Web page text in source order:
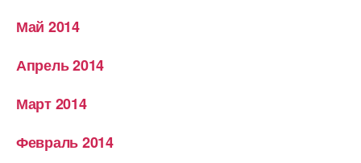
Май 2014
Апрель 2014
Март 2014
Февраль 2014